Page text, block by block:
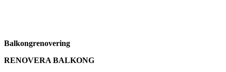
Balkongrenovering
RENOVERA BALKONG